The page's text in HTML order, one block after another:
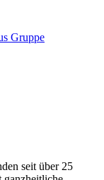
Gruppe
seit über 25